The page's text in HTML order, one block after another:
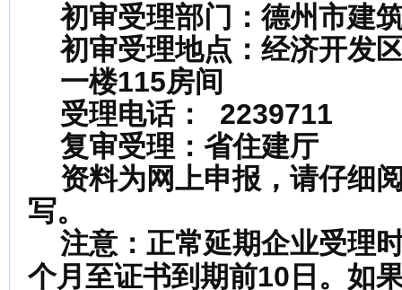
初审受理部门：德州市建
初审受理地点：经济开发
一楼115房间
受理电话： 2239711
复审受理：省住建厅
资料为网上申报，请仔细
写。
注意： 正常延期企业受理
个月至证书到期前10日。如